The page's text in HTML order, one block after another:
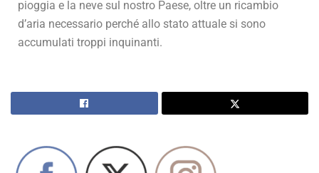
pioggia e la neve sul nostro Paese, oltre un ricambio
d’aria necessario perché allo stato attuale si sono
accumulati troppi inquinanti.